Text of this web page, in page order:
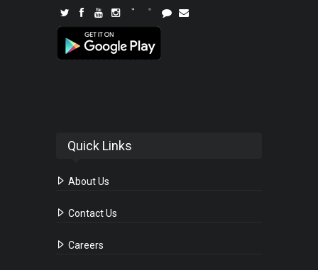
Quick Links
About Us
Contact Us
Careers